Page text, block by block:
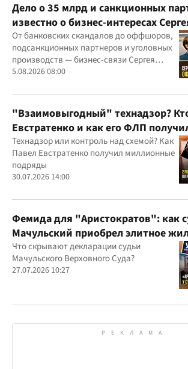
Дело о 35 млрд и санкционных
известно о бизнес-интересах
"Родовид Банка" до "ФАРМАСЕЛ"
От банковских скандалов до оффшоров,
подсанкционных партнеров и уголовных
производств — бизнес-связи Сергея
Дядечко до сих пор простираются через
юрисдикций
5.08.2026 08:00
"Взаимовыгодный" технадзор?
Евстратенко и как его ФЛП
бюджетным миллионам?
Технадзор или контроль над схемой? Как
Павел Евстратенко получил миллионные
подряды
30.07.2026 14:00
Фемида для "Аристократов": как
Мачульский приобрел элитное
вердикта в пользу застройщика?
Что скрывают декларации судьи
Мачульского Верховного Суда?
27.07.2026 10:27